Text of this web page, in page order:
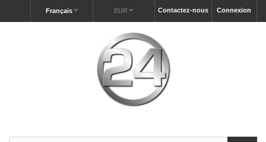
Connexion
Contactez-nous
EUR
Français